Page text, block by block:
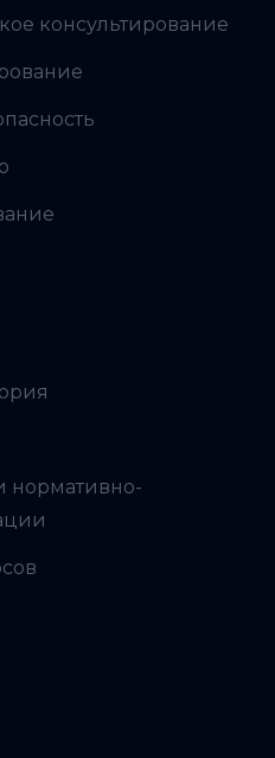
консультирование
нормативно-